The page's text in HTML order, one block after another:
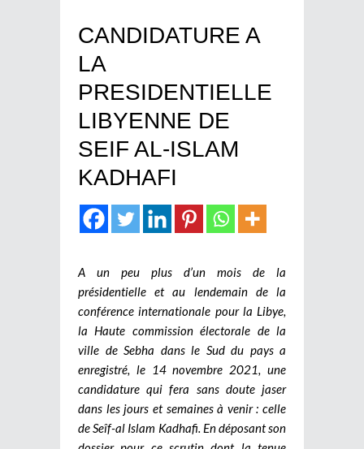
CANDIDATURE A
LA
PRESIDENTIELLE
LIBYENNE DE
SEIF AL-ISLAM
KADHAFI
A un peu plus d’un mois de la
présidentielle et au lendemain de la
conférence internationale pour la Libye,
la Haute commission électorale de la
ville de Sebha dans le Sud du pays a
enregistré, le 14 novembre 2021, une
candidature qui fera sans doute jaser
dans les jours et semaines à venir : celle
de Seîf-al Islam Kadhafi. En déposant son